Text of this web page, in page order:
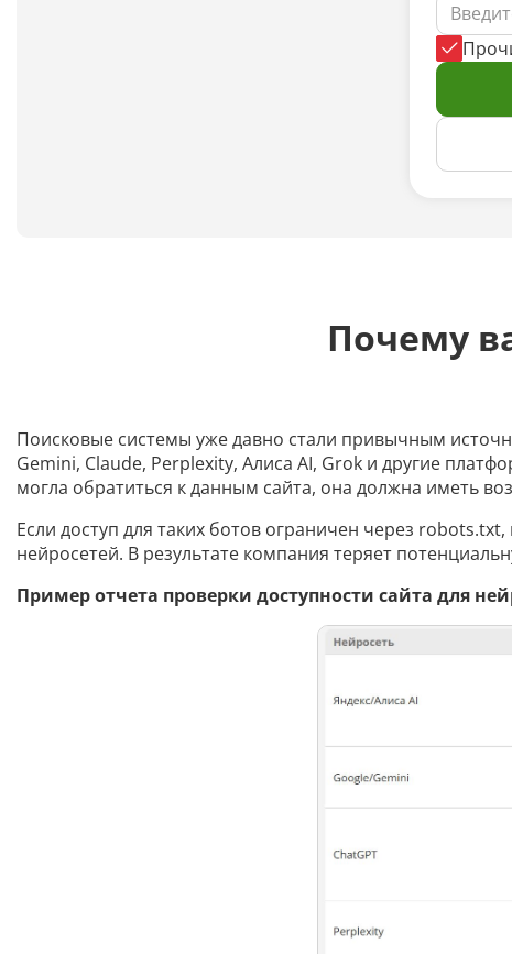
Почему
Поисковые системы уже давно стали привычным
Gemini, Claude, Perplexity, Алиса AI, Grok и другие
могла обратиться к данным сайта, она должна иметь
Если доступ для таких ботов ограничен через
нейросетей. В результате компания теряет
Пример отчета проверки доступности сайта для